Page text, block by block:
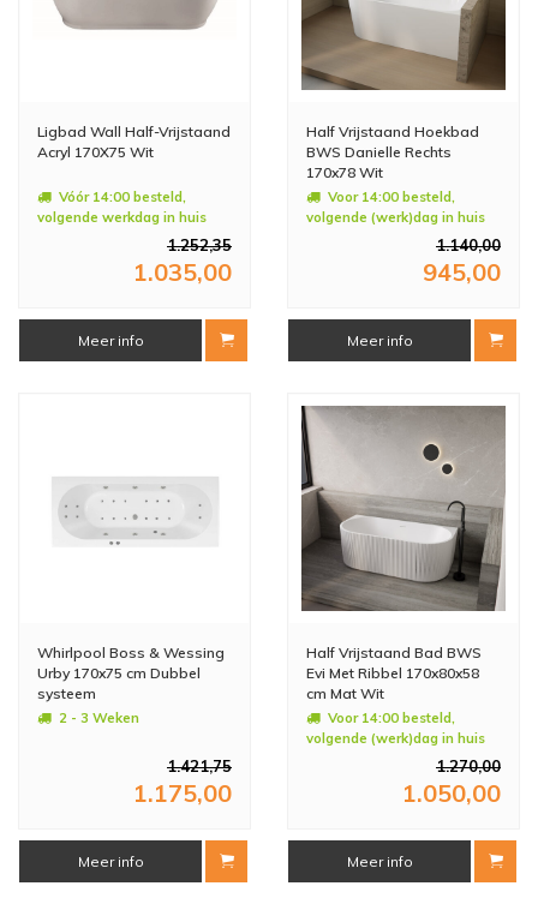
Ligbad Wall Half-Vrijstaand
Acryl 170X75 Wit
Vóór 14:00 besteld,
volgende werkdag in huis
1.252,35
1.035,00
Meer info
Half Vrijstaand Hoekbad
BWS Danielle Rechts
170x78 Wit
Voor 14:00 besteld,
volgende (werk)dag in huis
1.140,00
945,00
Meer info
Whirlpool Boss & Wessing
Urby 170x75 cm Dubbel
systeem
2 - 3 Weken
1.421,75
1.175,00
Meer info
Half Vrijstaand Bad BWS
Evi Met Ribbel 170x80x58
cm Mat Wit
Voor 14:00 besteld,
volgende (werk)dag in huis
1.270,00
1.050,00
Meer info